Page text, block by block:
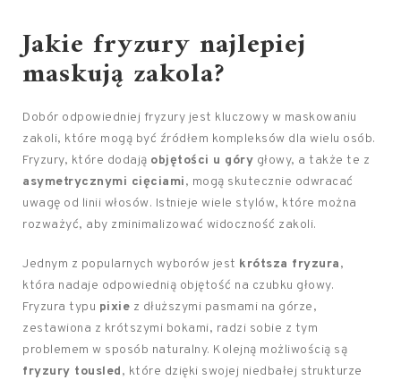
Jakie fryzury najlepiej
maskują zakola?
Dobór odpowiedniej fryzury jest kluczowy w maskowaniu
zakoli, które mogą być źródłem kompleksów dla wielu osób.
Fryzury, które dodają objętości u góry głowy, a także te z
asymetrycznymi cięciami, mogą skutecznie odwracać
uwagę od linii włosów. Istnieje wiele stylów, które można
rozważyć, aby zminimalizować widoczność zakoli.
Jednym z popularnych wyborów jest krótsza fryzura,
która nadaje odpowiednią objętość na czubku głowy.
Fryzura typu pixie z dłuższymi pasmami na górze,
zestawiona z krótszymi bokami, radzi sobie z tym
problemem w sposób naturalny. Kolejną możliwością są
fryzury tousled, które dzięki swojej niedbałej strukturze